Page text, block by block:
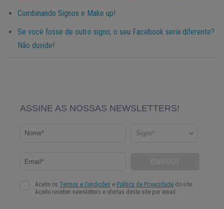
Combinando Signos e Make up!
Se você fosse de outro signo, o seu Facebook seria diferente?
Não duvide!